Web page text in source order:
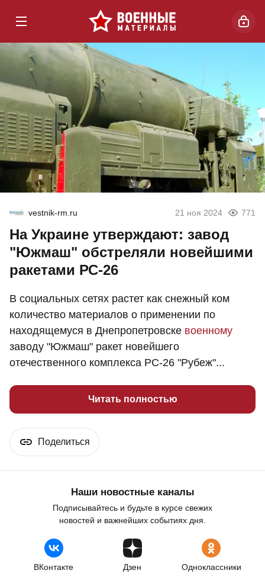
vestnik-rm.ru 21 ноя 2024 771
На Украине утверждают: завод
"Южмаш" обстреляли новейшими
ракетами РС-26
В социальных сетях растет как снежный ком
количество материалов о применении по
находящемуся в Днепропетровске военному
заводу "Южмаш" ракет новейшего
отечественного комплекса РС-26 "Рубеж"...
Читать полностью
Поделиться
Наши новостные каналы
Подписывайтесь и будьте в курсе свежих
новостей и важнейших событиях дня.
ВКонтакте Дзен Одноклассники